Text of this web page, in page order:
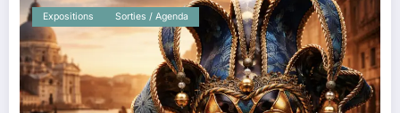
Expositions Sorties / Agenda